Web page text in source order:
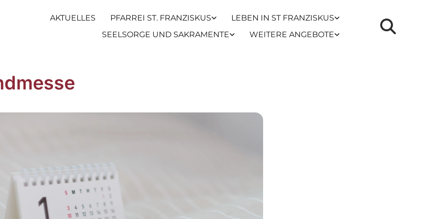
AKTUELLES PFARREI ST. FRANZISKUS
LEBEN IN ST FRANZISKUS
SEELSORGE UND SAKRAMENTE
WEITERE ANGEBOTE